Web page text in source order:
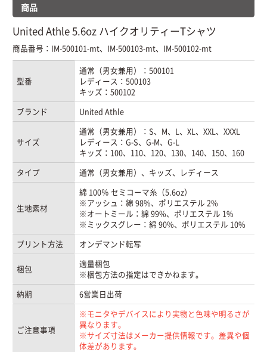
商品
United Athle 5.6oz ハイクオリティーTシャツ
商品番号：IM-500101-mt、IM-500103-mt、IM-500102-mt
型番
通常（男女兼用）：500101
レディース：500103
キッズ：500102
ブランド
United Athle
サイズ
通常（男女兼用）：S、M、L、XL、XXL、XXXL
レディース：G-S、G-M、G-L
キッズ：100、110、120、130、140、150、160
タイプ
通常（男女兼用）、キッズ、レディース
生地素材
綿 100％ セミコーマ糸（5.6oz）
※アッシュ：綿 98%、ポリエステル 2%
※オートミール：綿 99%、ポリエステル 1%
※ミックスグレー：綿 90%、ポリエステル 10%
プリント方法
オンデマンド転写
梱包
適量梱包
※梱包方法の指定はできかねます。
納期
6営業日出荷
ご注意事項
※モニタやデバイスにより実物と色味や明るさが
異なります。
※サイズ寸法はメーカー提供情報です。差異や個
体差があります。